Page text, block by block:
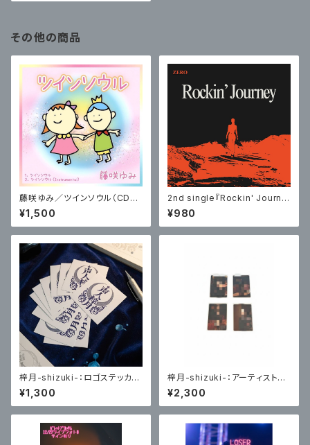
その他の商品
藤咲ゆみ／ツインソウル（CD＋
ブロマイド）
¥1,500
2nd single『Rockin' Journe
y』（CD） / ZERO
¥980
梓月-shizuki-：ロゴステッカー
5枚セット
¥1,300
梓月-shizuki-：アーティスト写
真トレーディングカード(Choco
late編)各４種ランダム２枚
¥2,300